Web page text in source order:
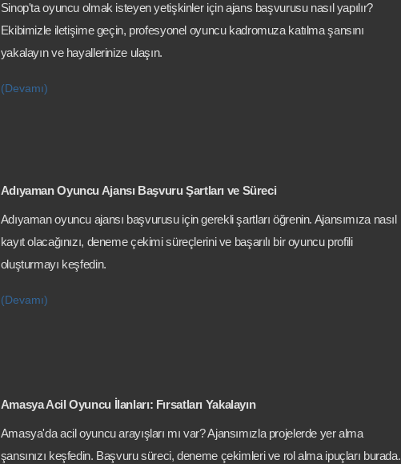
Sinop'ta oyuncu olmak isteyen yetişkinler için ajans başvurusu nasıl yapılır?
Ekibimizle iletişime geçin, profesyonel oyuncu kadromuza katılma şansını
yakalayın ve hayallerinize ulaşın.
(Devamı)
Adıyaman Oyuncu Ajansı Başvuru Şartları ve Süreci
Adıyaman oyuncu ajansı başvurusu için gerekli şartları öğrenin. Ajansımıza nasıl
kayıt olacağınızı, deneme çekimi süreçlerini ve başarılı bir oyuncu profili
oluşturmayı keşfedin.
(Devamı)
Amasya Acil Oyuncu İlanları: Fırsatları Yakalayın
Amasya'da acil oyuncu arayışları mı var? Ajansımızla projelerde yer alma
şansınızı keşfedin. Başvuru süreci, deneme çekimleri ve rol alma ipuçları burada.